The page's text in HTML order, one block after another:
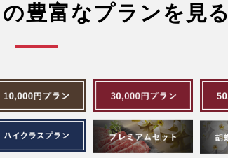
豊富なプランを見る